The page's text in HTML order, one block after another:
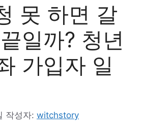
못 하면 갈
일까? 청년
가입자 일
작성자: witchstory